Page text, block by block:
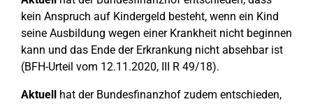
kein Anspruch auf Kindergeld besteht, wenn ein Kind
seine Ausbildung wegen einer Krankheit nicht beginnen
kann und das Ende der Erkrankung nicht absehbar ist
(BFH-Urteil vom 12.11.2020, III R 49/18).
Aktuell hat der Bundesfinanzhof zudem entschieden,